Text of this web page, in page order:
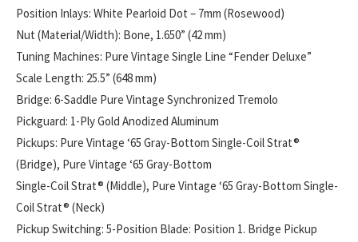
Position Inlays: White Pearloid Dot – 7mm (Rosewood)
Nut (Material/Width): Bone, 1.650” (42 mm)
Tuning Machines: Pure Vintage Single Line “Fender Deluxe”
Scale Length: 25.5” (648 mm)
Bridge: 6-Saddle Pure Vintage Synchronized Tremolo
Pickguard: 1-Ply Gold Anodized Aluminum
Pickups: Pure Vintage ‘65 Gray-Bottom Single-Coil Strat®
(Bridge), Pure Vintage ‘65 Gray-Bottom
Single-Coil Strat® (Middle), Pure Vintage ‘65 Gray-Bottom Single-
Coil Strat® (Neck)
Pickup Switching: 5-Position Blade: Position 1. Bridge Pickup